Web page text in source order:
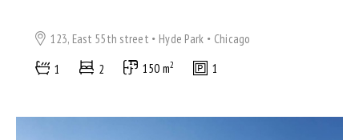
123, East 55th street Hyde Park
Chicago
1
2 150 m2 1